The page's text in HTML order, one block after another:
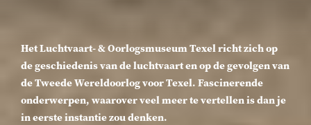
Het Luchtvaart- & Oorlogsmuseum Texel richt zich op
de geschiedenis van de luchtvaart en op de gevolgen van
de Tweede Wereldoorlog voor Texel. Fascinerende
onderwerpen, waarover veel meer te vertellen is dan je
in eerste instantie zou denken.